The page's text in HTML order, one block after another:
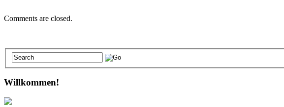
Comments are closed.
Willkommen!